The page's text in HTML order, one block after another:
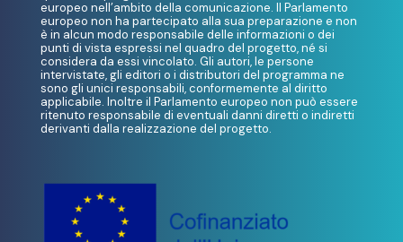
europeo nell’ambito della comunicazione. Il Parlamento
europeo non ha partecipato alla sua preparazione e non
è in alcun modo responsabile delle informazioni o dei
punti di vista espressi nel quadro del progetto, né si
considera da essi vincolato. Gli autori, le persone
intervistate, gli editori o i distributori del programma ne
sono gli unici responsabili, conformemente al diritto
applicabile. Inoltre il Parlamento europeo non può essere
ritenuto responsabile di eventuali danni diretti o indiretti
derivanti dalla realizzazione del progetto.